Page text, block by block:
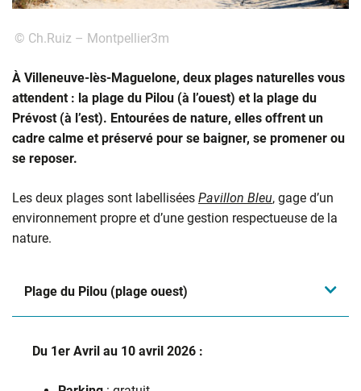
© Ch.Ruiz – Montpellier3m
À Villeneuve-lès-Maguelone, deux plages naturelles vous
attendent : la plage du Pilou (à l’ouest) et la plage du
Prévost (à l’est). Entourées de nature, elles offrent un
cadre calme et préservé pour se baigner, se promener ou
se reposer.
Les deux plages sont labellisées Pavillon Bleu, gage d’un
environnement propre et d’une gestion respectueuse de la
nature.
Plage du Pilou (plage ouest)
Du 1er Avril au 10 avril 2026 :